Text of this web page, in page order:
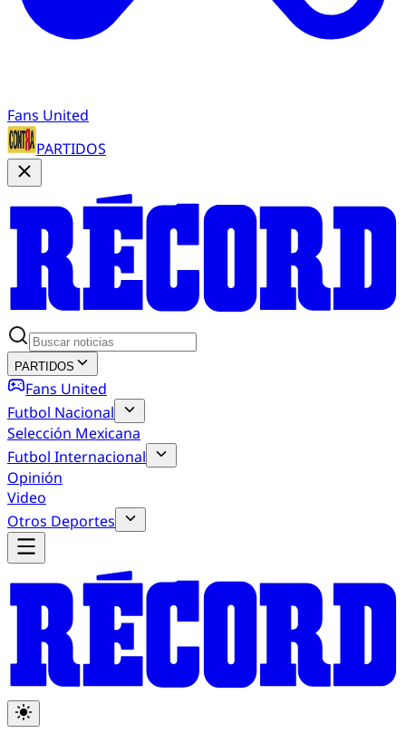
Fans United
PARTIDOS
PARTIDOS
Fans United
Futbol Nacional
Selección Mexicana
Futbol Internacional
Opinión
Video
Otros Deportes